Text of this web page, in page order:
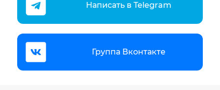
Написать в Telegram
Группа Вконтакте